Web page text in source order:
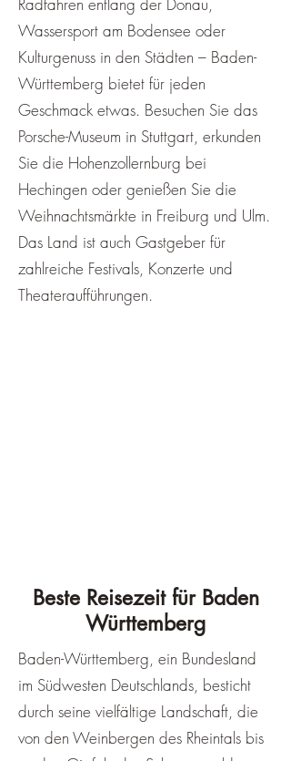
Wassersport am Bodensee oder
Kulturgenuss in den Städten – Baden-
Württemberg bietet für jeden
Geschmack etwas. Besuchen Sie das
Porsche-Museum in Stuttgart, erkunden
Sie die Hohenzollernburg bei
Hechingen oder genießen Sie die
Weihnachtsmärkte in Freiburg und Ulm.
Das Land ist auch Gastgeber für
zahlreiche Festivals, Konzerte und
Theateraufführungen.
Beste Reisezeit für Baden
Württemberg
Baden-Württemberg, ein Bundesland
im Südwesten Deutschlands, besticht
durch seine vielfältige Landschaft, die
von den Weinbergen des Rheintals bis